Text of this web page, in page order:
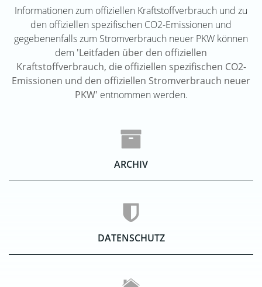
Informationen zum offiziellen Kraftstoffverbrauch und zu
den offiziellen spezifischen CO2-Emissionen und
gegebenenfalls zum Stromverbrauch neuer PKW können
dem 'Leitfaden über den offiziellen
Kraftstoffverbrauch, die offiziellen spezifischen CO2-
Emissionen und den offiziellen Stromverbrauch neuer
PKW' entnommen werden.
ARCHIV
DATENSCHUTZ